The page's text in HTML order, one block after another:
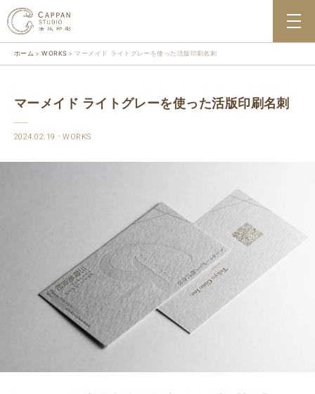
ホーム WORKS マーメイド ライトグレーを使った活版印刷名刺
マーメイド ライトグレーを使った活版印刷名刺
2024.02.19 WORKS